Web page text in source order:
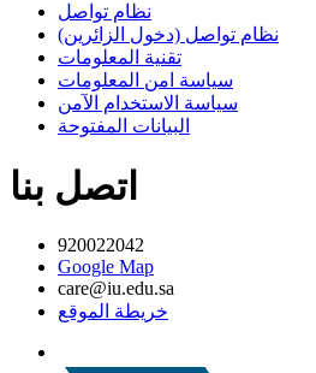
نظام تواصل
نظام تواصل (دخول الزائرين)
تقنية المعلومات
سياسة امن المعلومات
سياسة الاستخدام الآمن
البيانات المفتوحة
اتصل بنا
920022042
Google Map
care@iu.edu.sa
خريطة الموقع